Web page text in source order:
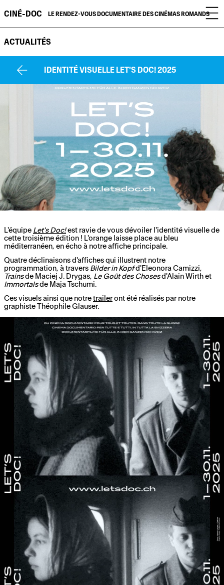
CINÉ-DOC LE RENDEZ-VOUS DOCUMENTAIRE DES CINÉMAS ROMANDS
ACTUALITÉS
IDENTITÉ VISUELLE LET'S DOC! 2025
L'équipe Let's Doc! est ravie de vous dévoiler l'identité visuelle de
cette troisième édition ! L'orange laisse place au bleu
méditerranéen, en écho à notre affiche principale.
Quatre déclinaisons d'affiches qui illustrent notre
programmation, à travers Bilder in Kopfd'Eleonora Camizzi,
Trainsde Maciej J. Drygas, Le Goût des Chosesd'Alain Wirth et
Immortalsde Maja Tschumi.
Ces visuels ainsi que notre trailer ont été réalisés par notre
graphiste Théophile Glauser.